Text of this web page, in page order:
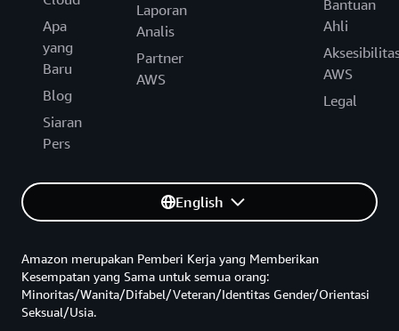
Apa
yang
Baru
Blog
Siaran
Pers
Laporan
Analis
Partner
AWS
Bantuan
Ahli
AWS
Legal
English
Amazon merupakan Pemberi Kerja yang Memberikan
Kesempatan yang Sama untuk semua orang:
Minoritas/Wanita/Difabel/Veteran/Identitas Gender/Orientasi
Seksual/Usia.